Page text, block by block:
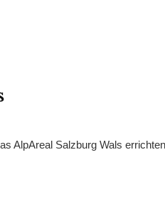
AlpAreal Salzburg Wals